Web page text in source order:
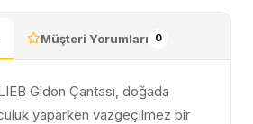
Müşteri Yorumları 0
Gidon Çantası, doğada
yaparken vazgeçilmez bir